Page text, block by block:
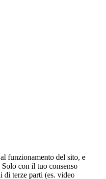
funzionamento del sito, e
con il tuo consenso
di terze parti (es. video